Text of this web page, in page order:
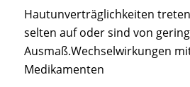
Hautunverträglichkeiten
selten auf oder sind von
Ausmaß.Wechselwirkungen
Medikamenten